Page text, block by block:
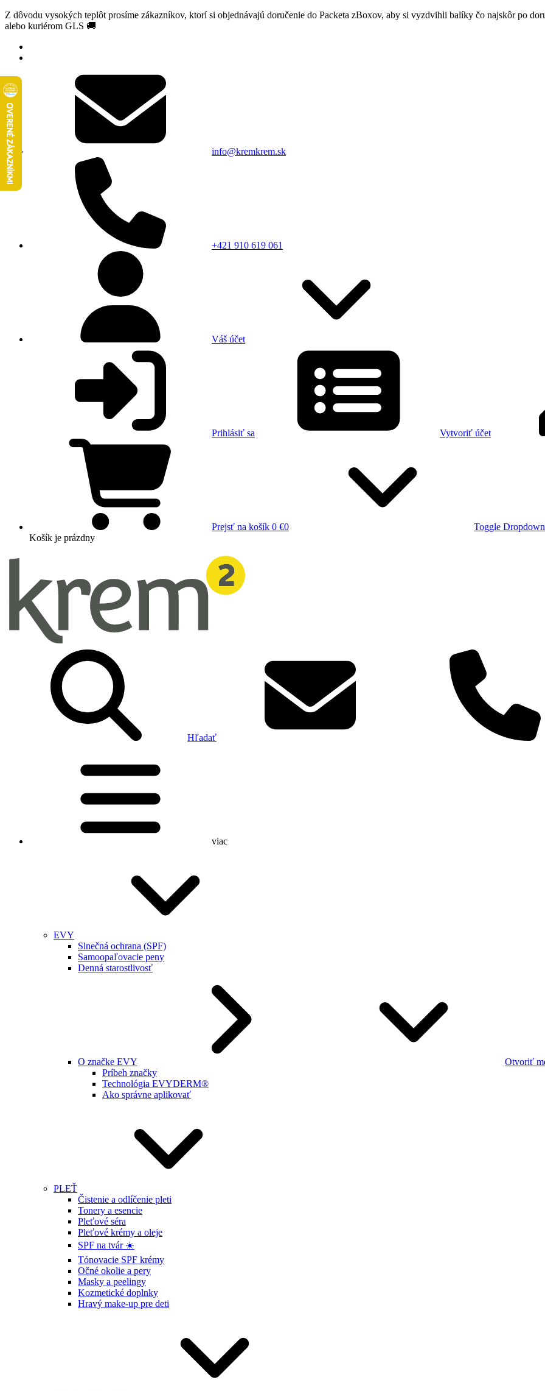
Z dôvodu vysokých teplôt prosíme zákazníkov, ktorí si objednávajú doručenie do Packeta zBoxov, aby si vyzdvihli balíky čo najskôr po
alebo kuriérom GLS 🚚
info@kremkrem.sk
+421 910 619 061
Váš účet
Prihlásiť sa Vytvoriť účet
Prejsť na košík 0 €0
Toggle Dropdown
Košík je prázdny
Hľadať
viac
EVY
Slnečná ochrana (SPF)
Samoopaľovacie peny
Denná starostlivosť
O značke EVY
Otvoriť
Príbeh značky
Technológia EVYDERM®
Ako správne aplikovať
PLEŤ
Čistenie a odlíčenie pleti
Tonery a esencie
Pleťové séra
Pleťové krémy a oleje
SPF na tvár ☀️
Tónovacie SPF krémy
Očné okolie a pery
Masky a peelingy
Kozmetické doplnky
Hravý make-up pre deti